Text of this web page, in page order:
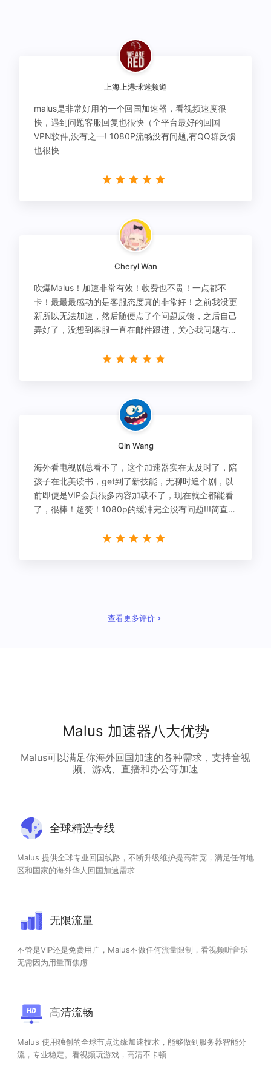
上海上港球迷频道
malus是非常好用的一个回国加速器，看视频速度很
快，遇到问题客服回复也很快（全平台最好的回国
VPN软件,没有之一! 1080P流畅没有问题,有QQ群反馈
也很快
Cheryl Wan
吹爆Malus！加速非常有效！收费也不贵！一点都不
卡！最最最感动的是客服态度真的非常好！之前我没更
新所以无法加速，然后随便点了个问题反馈，之后自己
弄好了，没想到客服一直在邮件跟进，关心我问题有没
Qin Wang
海外看电视剧总看不了，这个加速器实在太及时了，陪
孩子在北美读书，get到了新技能，无聊时追个剧，以
前即使是VIP会员很多内容加载不了，现在就全都能看
了，很棒！超赞！1080p的缓冲完全没有问题!!!简直救
查看更多评价
Malus 加速器八大优势
Malus可以满足你海外回国加速的各种需求，支持音视
频、游戏、直播和办公等加速
全球精选专线
Malus 提供全球专业回国线路，不断升级维护提高带宽，满足任何地
区和国家的海外华人回国加速需求
无限流量
不管是VIP还是免费用户，Malus不做任何流量限制，看视频听音乐
无需因为用量而焦虑
高清流畅
Malus 使用独创的全球节点边缘加速技术，能够做到服务器智能分
流，专业稳定。看视频玩游戏，高清不卡顿